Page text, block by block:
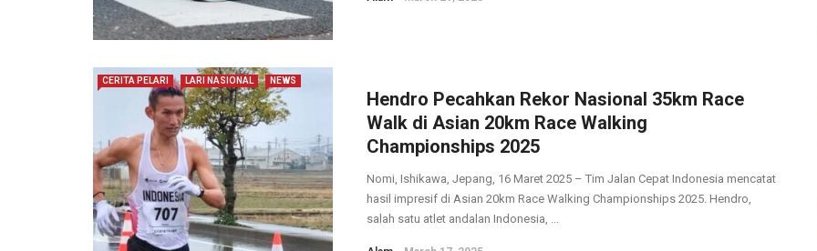
CERITA PELARI LARI NASIONAL NEWS
Hendro Pecahkan Rekor Nasional 35km Race
Walk di Asian 20km Race Walking
Championships 2025
Nomi, Ishikawa, Jepang, 16 Maret 2025 – Tim Jalan Cepat Indonesia mencatat
hasil impresif di Asian 20km Race Walking Championships 2025. Hendro,
salah satu atlet andalan Indonesia, ...